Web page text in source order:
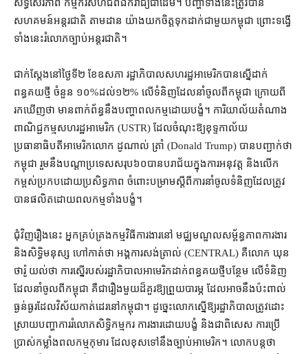
សិទ្ធិ​សេរីភាព កម្មករ​សហជីព​ឯករាជ្យ​ជាដើម​។ បញ្ហា​ទាំងនេះ​ត្រូវ​បាន​
សហគមន៍​អន្តរជាតិ តាមដាន យ៉ាង​យកចិត្តទុកដាក់​ជាមួយ​កម្ពុជា ព្រោះ​ទង្វើ​
ទាំងនេះ​រំលោភច្បាប់​អន្តរជាតិ។
ជាក់ស្ដែង​នៅ​ថ្ងៃទី​២ ខែឧសភា រដ្ឋាភិបាល​សហរដ្ឋអាមេរិក​បាន​ស្នើ​ដាក់​
ពន្ធគយ​ថ្មី ចំនួន ១០%​ដល់​១២% លើ​ទំនិញ​ដែល​នាំចូល​ពី​កម្ពុជា ក្រោយពី​
រកឃើញ​ថា មាន​ពាក់ព័ន្ធ​នឹង​បញ្ហា​ពលកម្ម​ដោយ​បង្ខំ។ ការិយាល័យ​តំណាង​
ពាណិជ្ជកម្ម​សហរដ្ឋអាមេរិក (USTR) ដែល​ចំណុះ​ឱ្យ​ខុទ្ទកាល័យ​
ប្រធានាធិបតី​អាមេរិក​លោក ដូណាល់ ត្រាំ (Donald Trump) បាន​បញ្ជាក់​ថា
កម្ពុជា រួម​នឹង​បណ្ដា​ប្រទេស​សរុប​៦០​បាន​បរាជ័យ​ក្នុង​ការ​អនុវត្ត និង​លើក
កម្ពស់​ប្រកបដោយ​ប្រសិទ្ធភាព ចំពោះ​បម្រាម​ស្ដីពី​ការ​នាំ​ចូល​ទំនិញ​ដែល​ត្រូវ​
បាន​ផលិត​ដោយ​ពលកម្ម​ទាំង​បង្ខំ។
ជុំវិញ​រឿង​នេះ អ្នកគ្រប់គ្រង​កម្មវិធី​ការងារ​នៅ មជ្ឈមណ្ឌល​សម្ព័ន្ធភាព​ការងារ
និង​សិទ្ធិមនុស្ស ហៅ​កាត់​ថា អង្គការ​សង់ត្រាល់ (CENTRAL) គឺ​លោក ឃុន
ថារ៉ូ យល់ថា ការ​ស្នើ​របស់​រដ្ឋាភិបាល​អាមេរិក​ដាក់​ពន្ធគយ​ថ្មី​បន្ថែម លើ​ទំនិញ​
ដែល​នាំចូល​ពី​កម្ពុជា គឺជា​រឿង​មួយ​ដ៏​គួរ​ឱ្យ​ព្រួយបារម្ភ ដែល​អាច​នឹង​ប៉ះពាល់​
ធ្ងន់ធ្ងរ​ដែល​វិស័យ​កាត់ដេរ​នៅ​កម្ពុជា​។ ដូច្នេះ​លោក​ស្នើ​ឱ្យ​រដ្ឋាភិបាល​ត្រូវ​ដោះ
ស្រាយ​បញ្ហា​ការរំលោភ​សិទ្ធិ​កម្មករ ការងារ​ដោយ​បង្ខំ និង​ជាពិសេស ការប្រើ
ប្រាស់​កម្លាំង​ពលកម្ម​កុមារ ដែល​ខុស​ទៅ​នឹង​ច្បាប់​អាមេរិក​។ លោក​បន្ត​ថា